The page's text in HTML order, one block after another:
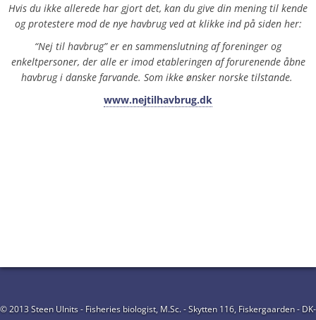
Hvis du ikke allerede har gjort det, kan du give din mening til kende
og protestere mod de nye havbrug ved at klikke ind på siden her:
“Nej til havbrug” er en sammenslutning af foreninger og
enkeltpersoner, der alle er imod etableringen af forurenende åbne
havbrug i danske farvande. Som ikke ønsker norske tilstande.
www.nejtilhavbrug.dk
© 2013 Steen Ulnits - Fisheries biologist, M.Sc. - Skytten 116, Fiskergaarden - DK-